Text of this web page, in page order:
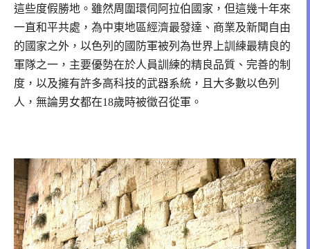
這些度假勝地。雖然周圍環伺阿拉伯國家，但這幾十年來
一直和平共處，為中東地區經濟最發達、商業及新聞自由
的國家之外，以色列的國防軍被列為世界上訓練最精良的
軍隊之一，主要優勢在於人員訓練的精良品質、完善的制
度，以及擁有許多高科技的武器系統，且大多數以色列
人，無論男女都在18歲時被徵召從軍。